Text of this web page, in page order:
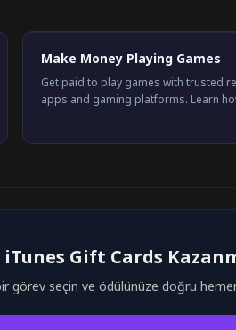
Make Money Playing Games
Get paid to play games with trusted
apps and gaming platforms. Learn
Gift Cards
görev seçin ve ödülünüze doğru